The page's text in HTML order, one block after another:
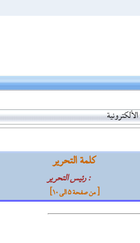
كلمة التحرير
: رئيس التحرير
[ من صفحة 5 الی 10]